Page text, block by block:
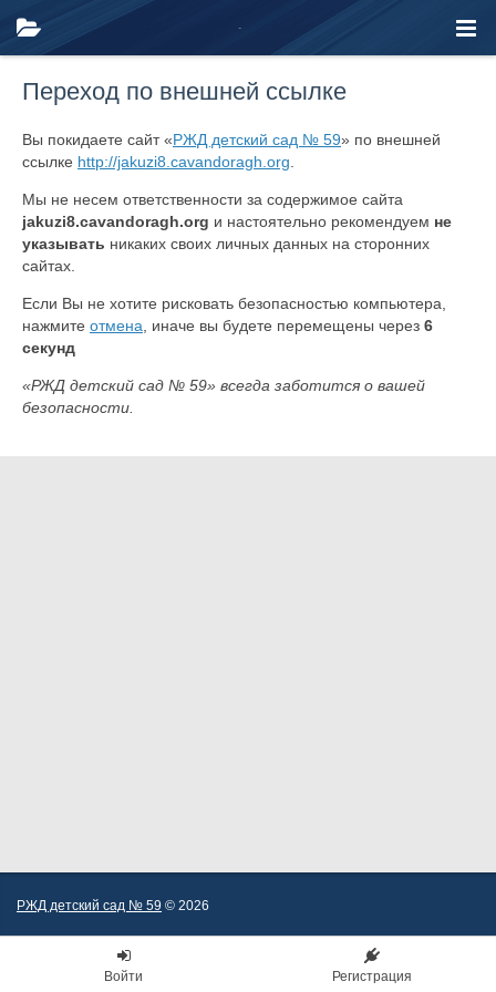
Переход по внешней ссылке
Вы покидаете сайт «РЖД детский сад № 59» по внешней
ссылке http://jakuzi8.cavandoragh.org
Мы не несем ответственности за содержимое сайта
jakuzi8.cavandoragh.org и настоятельно рекомендуем не
указывать никаких своих личных данных на сторонних
сайтах.
Если Вы не хотите рисковать безопасностью компьютера,
нажмите отмена , иначе вы будете перемещены через 6
секунд
«РЖД детский сад № 59» всегда заботится о вашей
безопасности.
РЖД детский сад № 59 © 2026
Войти Регистрация